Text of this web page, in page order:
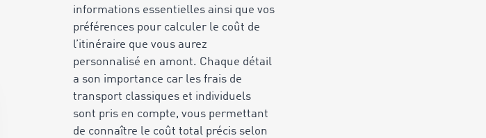
informations essentielles ainsi que vos
préférences pour calculer le coût de
l’itinéraire que vous aurez
personnalisé en amont. Chaque détail
a son importance car les frais de
transport classiques et individuels
sont pris en compte, vous permettant
de connaître le coût total précis selon